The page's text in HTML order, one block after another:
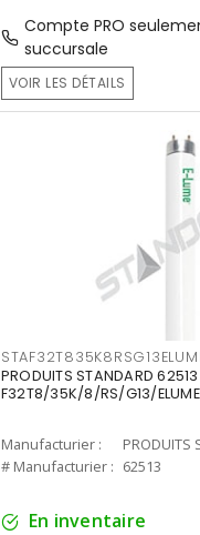
Compte PRO
succursale
VOIR LES DÉTAILS
PRODUITS STANDARD 62513
F32T8/35K/8/RS/G13/
Manufacturier :
PRODUITS
# Manufacturier : 62513
En inventaire